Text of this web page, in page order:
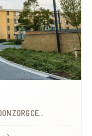
(WZC)